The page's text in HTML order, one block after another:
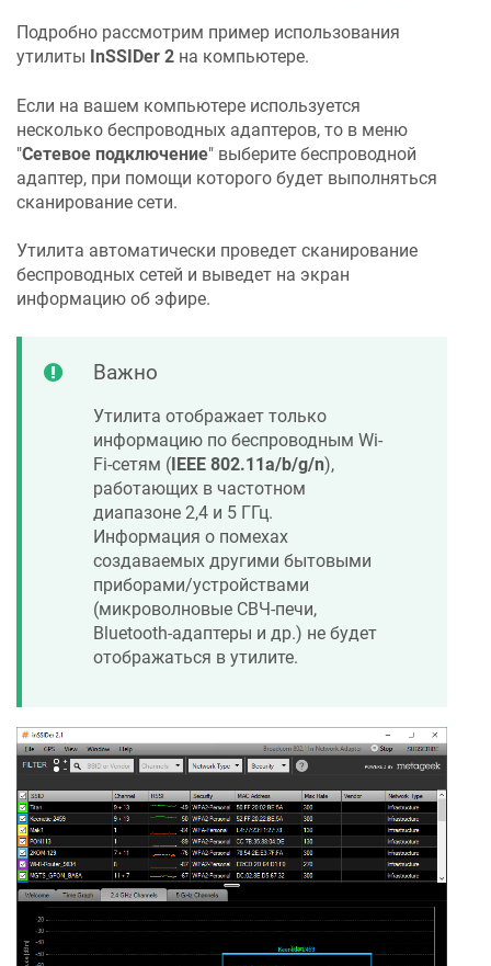
Подробно рассмотрим пример использования
утилиты InSSIDer 2 на компьютере.
Если на вашем компьютере используется
несколько беспроводных адаптеров, то в меню
"Сетевое подключение" выберите беспроводной
адаптер, при помощи которого будет выполняться
сканирование сети.
Утилита автоматически проведет сканирование
беспроводных сетей и выведет на экран
информацию об эфире.
Важно
Утилита отображает только
информацию по беспроводным Wi-
Fi-сетям (IEEE 802.11a/b/g/n),
работающих в частотном
диапазоне 2,4 и 5 ГГц.
Информация о помехах
создаваемых другими бытовыми
приборами/устройствами
(микроволновые СВЧ-печи,
Bluetooth-адаптеры и др.) не будет
отображаться в утилите.